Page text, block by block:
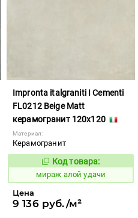
Impronta italgraniti I Cementi
FL0212 Beige Matt
керамогранит 120x120
Материал:
Керамогранит
984610
Код товара:
мираж алой удачи
Цена
9 136 руб./м²